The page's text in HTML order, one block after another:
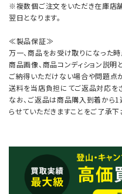
※複数個ご注文をいただき在庫店
翌日となります。
≪製品保証≫
万一、商品をお受け取りになった
商品画像、商品コンディション説明
ご納得いただけない場合や問題点
送料を当店負担にてご返品対応を
なお、ご返品は商品購入到着から
らせていただきますことをご了承下